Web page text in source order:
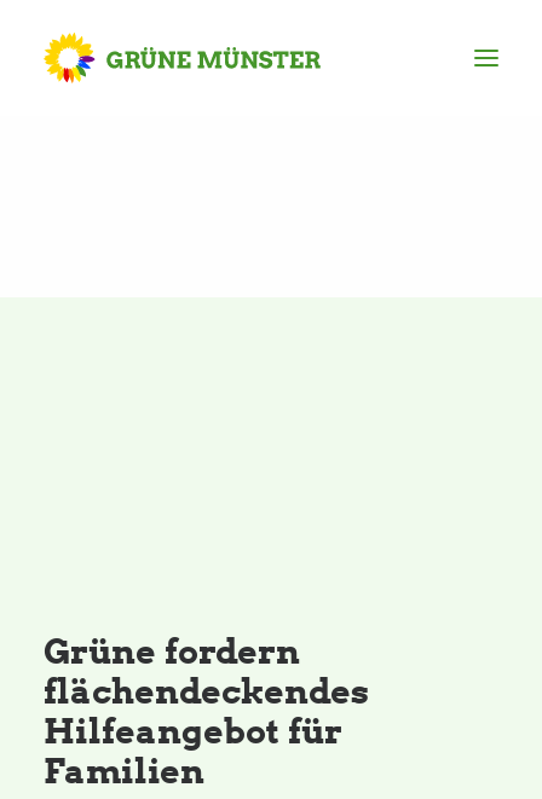
Grünes Zentrum
Personen
Grüne fordern
flächendeckendes
Hilfeangebot für
Familien